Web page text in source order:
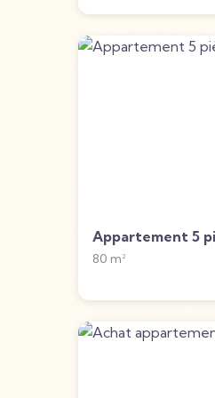
Appartement 5
80 m²